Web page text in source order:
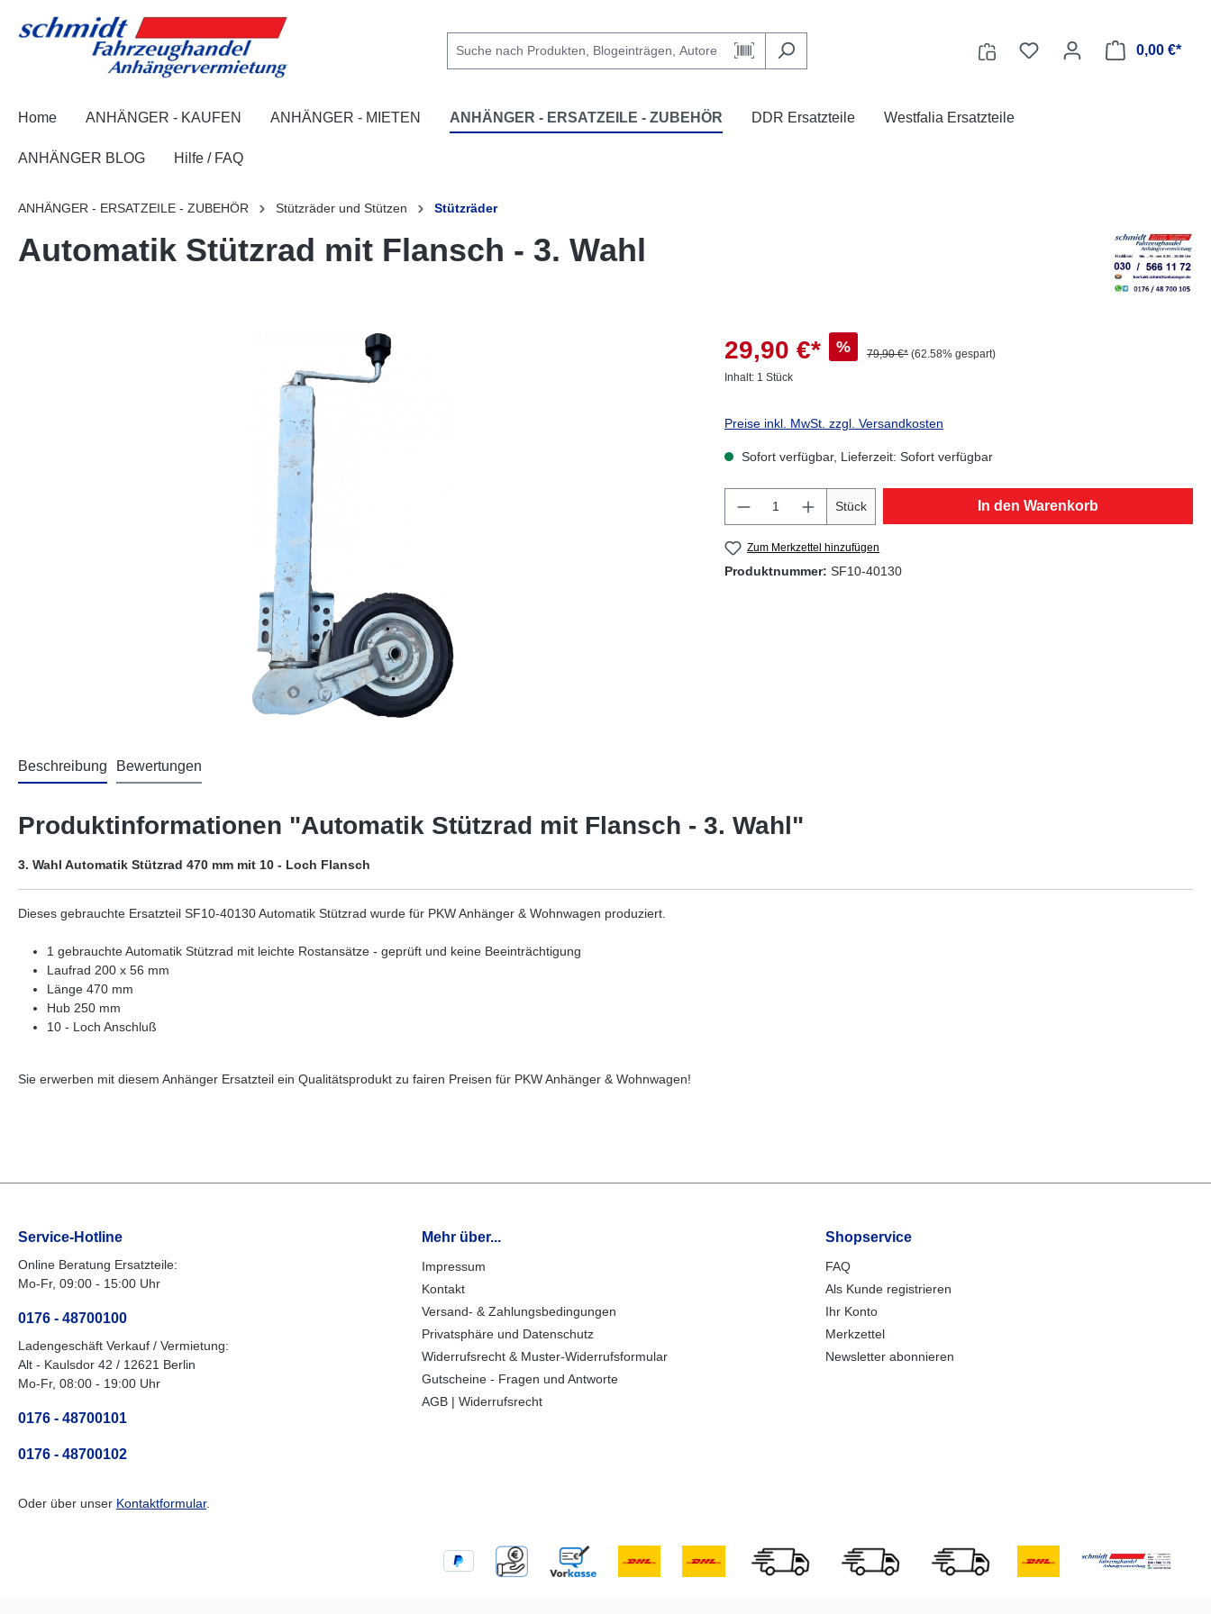
Zur Hauptnavigation springen
0,00 €*
Home ANHÄNGER - KAUFEN ANHÄNGER - MIETEN ANHÄNGER - ERSATZEILE - ZUBEHÖR DDR Ersatzteile Westfalia Ersatzteile
ANHÄNGER BLOG Hilfe / FAQ
ANHÄNGER - ERSATZEILE - ZUBEHÖR Stützräder und Stützen Stützräder
Automatik Stützrad mit Flansch - 3. Wahl
29,90 €* % 79,90 €* (62.58% gespart)
Inhalt: 1 Stück
Preise inkl. MwSt. zzgl. Versandkosten
Sofort verfügbar, Lieferzeit: Sofort verfügbar
Produkt Anzahl: Gib den gewünschten Wert ein
Stück In den Warenkorb
Zum Merkzettel hinzufügen
Produktnummer: SF10-40130
Beschreibung Bewertungen
Produktinformationen "Automatik Stützrad mit Flansch - 3. Wahl"
3. Wahl Automatik Stützrad 470 mm mit 10 - Loch Flansch
Dieses gebrauchte Ersatzteil SF10-40130 Automatik Stützrad wurde für PKW Anhänger & Wohnwagen produziert.
1 gebrauchte Automatik Stützrad mit leichte Rostansätze - geprüft und keine Beeinträchtigung
Laufrad 200 x 56 mm
Länge 470 mm
Hub 250 mm
10 - Loch Anschluß
Sie erwerben mit diesem Anhänger Ersatzteil ein Qualitätsprodukt zu fairen Preisen für PKW Anhänger & Wohnwagen!
Service-Hotline
Online Beratung Ersatzteile:
Mo-Fr, 09:00 - 15:00 Uhr
0176 - 48700100
Ladengeschäft Verkauf / Vermietung:
Alt - Kaulsdor 42 / 12621 Berlin
Mo-Fr, 08:00 - 19:00 Uhr
0176 - 48700101
0176 - 48700102
Oder über unser Kontaktformular.
Mehr über...
Impressum
Kontakt
Versand- & Zahlungsbedingungen
Privatsphäre und Datenschutz
Widerrufsrecht & Muster-Widerrufsformular
Gutscheine - Fragen und Antworte
AGB | Widerrufsrecht
Shopservice
FAQ
Als Kunde registrieren
Ihr Konto
Merkzettel
Newsletter abonnieren